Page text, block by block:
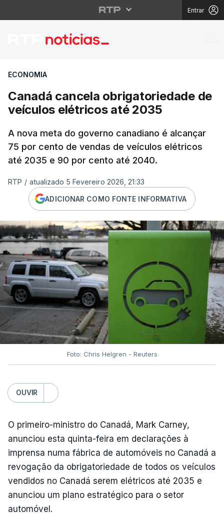
Entrar
Canadá cancela
ECONOMIA
Canadá cancela obrigatoriedade de
veículos elétricos até 2035
A nova meta do governo canadiano é alcançar
75 por cento de vendas de veículos elétricos
até 2035 e 90 por cento até 2040.
RTP / atualizado 5 Fevereiro 2026, 21:33
ADICIONAR COMO FONTE INFORMATIVA
Foto: Chris Helgren - Reuters
OUVIR
O primeiro-ministro do Canadá, Mark Carney,
anunciou esta quinta-feira em declarações à
imprensa numa fábrica de automóveis no Canadá a
revogação da obrigatoriedade de todos os veículos
vendidos no Canadá serem elétricos até 2035 e
anunciou um plano estratégico para o setor
automóvel.